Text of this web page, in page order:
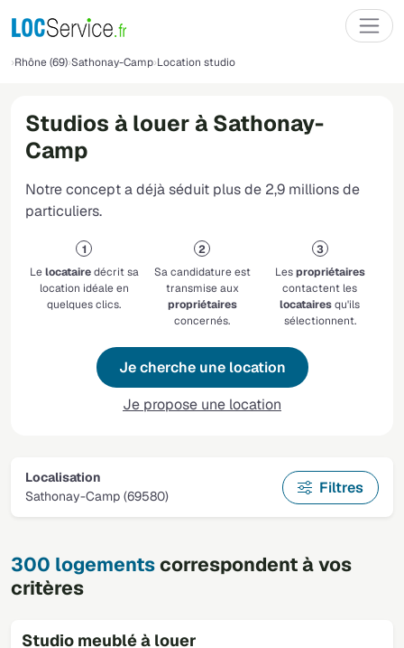
Rhône (69) Sathonay-Camp Location studio
Studios à louer à Sathonay-
Camp
Notre concept a déjà séduit plus de 2,9 millions de
particuliers.
Lelocatairedécrit sa
location idéale en
quelques clics.
Sa candidature est
transmise aux
propriétaires
concernés.
Lespropriétaires
contactent les
locatairesqu'ils
sélectionnent.
Je cherche une location
Je propose une location
Localisation
Sathonay-Camp (69580)
Filtres
300 logementscorrespondent à vos
critères
Studio meublé à louer